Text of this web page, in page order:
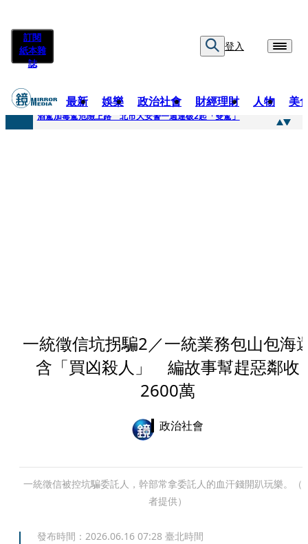
訂閱
紙本雜
誌
登入
最新 娛樂 政治社會 財經理財 人物 美
快訊
酒駕加毒駕危險上路 北市大安警一週連破2起「雙駕」
一統徵信坑拐騙2／一統業務包山包海
含「買凶殺人」 編故事幫趕惡鄰收
2600萬
政治社會
一統徵信被控坑騙委託人，幹部常拿委託人的血汗錢開趴玩樂。（
者提供）
發布時間： 2026.06.16 07:28 臺北時間